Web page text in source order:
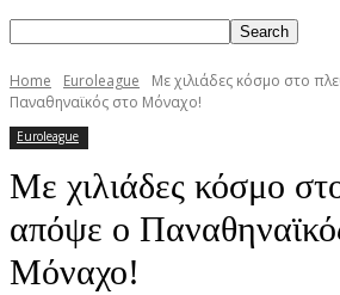
Home Euroleague
Με χιλιάδες κόσμο στο
Παναθηναϊκός στο Μόναχο!
Euroleague
Με χιλιάδες κόσμο
απόψε o
Μόναχο!